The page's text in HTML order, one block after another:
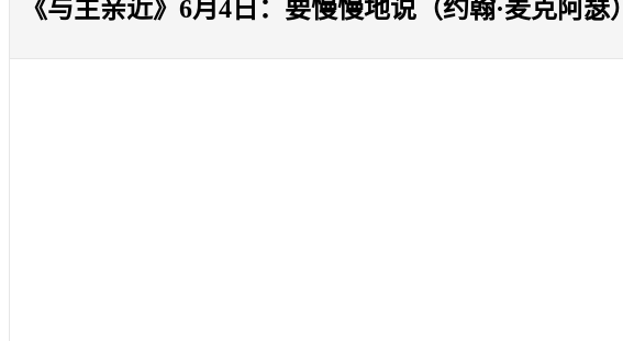
《与主亲近》6月4日：要慢慢地说（约翰·麦克阿瑟）